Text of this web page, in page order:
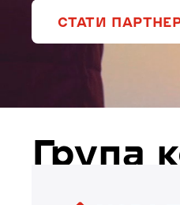
СТАТИ
Група